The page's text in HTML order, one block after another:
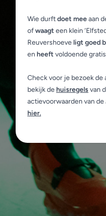
Wie durftdoet meeaan
ofwaagt een klein
Reuvershoeveligt goed
en heeft voldoende
Check voor je bezoek de
bekijk dehuisregels van
actievoorwaarden van
hier.